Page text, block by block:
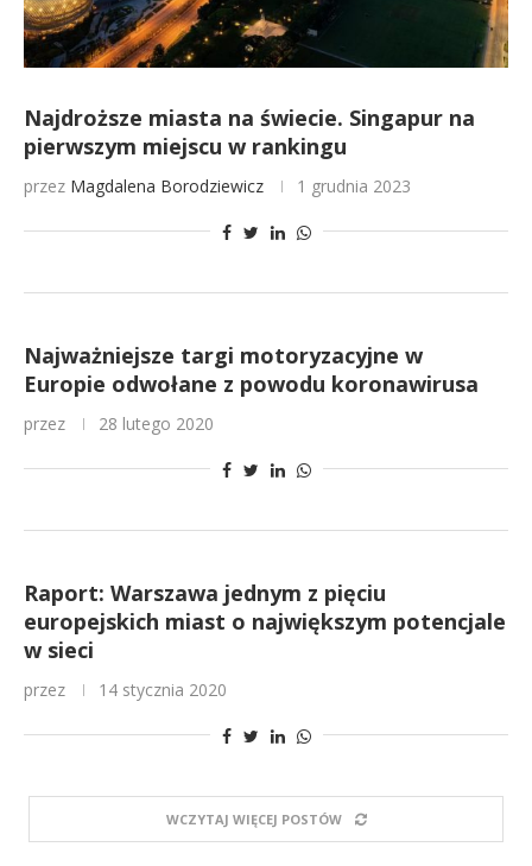
Najdroższe miasta na świecie. Singapur na
pierwszym miejscu w rankingu
przez Magdalena Borodziewicz 1 grudnia 2023
Najważniejsze targi motoryzacyjne w
Europie odwołane z powodu koronawirusa
przez 28 lutego 2020
Raport: Warszawa jednym z pięciu
europejskich miast o największym potencjale
w sieci
przez 14 stycznia 2020
WCZYTAJ WIĘCEJ POSTÓW